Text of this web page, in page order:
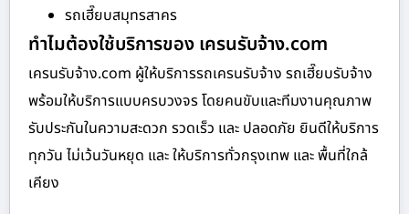
รถเฮี๊ยบสมุทรสาคร
ทำไมต้องใช้บริการของ เครนรับจ้าง.com
เครนรับจ้าง.com ผู้ให้บริการรถเครนรับจ้าง รถเฮี๊ยบรับจ้าง
พร้อมให้บริการแบบครบวงจร โดยคนขับและทีมงานคุณภาพ
รับประกันในความสะดวก รวดเร็ว และ ปลอดภัย ยินดีให้บริการ
ทุกวัน ไม่เว้นวันหยุด และ ให้บริการทั่วกรุงเทพ และ พื้นที่ใกล้
เคียง